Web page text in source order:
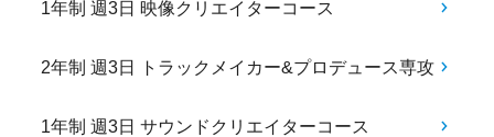
1年制 週3日 映像クリエイターコース
2年制 週3日 トラックメイカー&プロデュース専攻
1年制 週3日 サウンドクリエイターコース